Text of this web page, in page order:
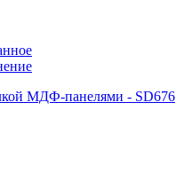
МДФ-панелями - SD676